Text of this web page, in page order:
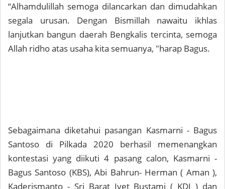
“Alhamdulillah semoga dilancarkan dan dimudahkan
segala urusan. Dengan Bismillah nawaitu ikhlas
lanjutkan bangun daerah Bengkalis tercinta, semoga
Allah ridho atas usaha kita semuanya, "harap Bagus.
Sebagaimana diketahui pasangan Kasmarni - Bagus
Santoso di Pilkada 2020 berhasil memenangkan
kontestasi yang diikuti 4 pasang calon, Kasmarni -
Bagus Santoso (KBS), Abi Bahrun- Herman ( Aman ),
Kaderismanto - Sri Barat Iyet Bustami ( KDI ) dan